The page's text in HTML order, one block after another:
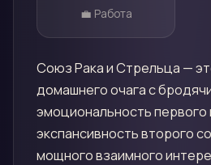
💼 Работа
Союз Рака и Стрельца —
домашнего очага с
эмоциональность первого
экспансивность второго
мощного взаимного